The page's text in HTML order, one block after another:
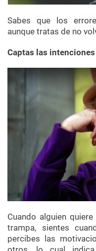
Sabes que los
aunque tratas de no
Captas las
Cuando alguien
trampa, sientes
percibes las